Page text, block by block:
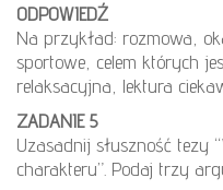
ODPOWIEDŹ
Na przykład: rozmowa,
sportowe, celem których
relaksacyjna, lektura
ZADANIE 5
Uzasadnij słuszność tezy
charakteru”. Podaj trzy